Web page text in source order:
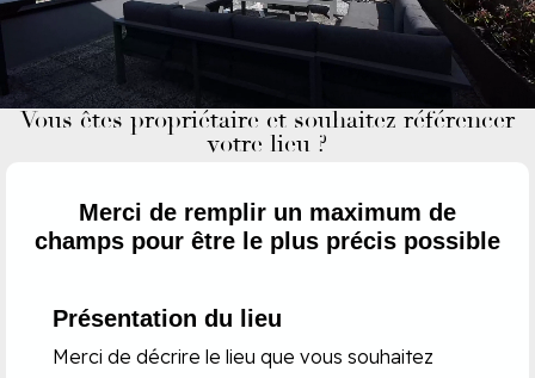
Vous êtes propriétaire et souhaitez référencer
votre lieu ?
Merci de remplir un maximum de
champs pour être le plus précis possible
Présentation du lieu
Merci de décrire le lieu que vous souhaitez